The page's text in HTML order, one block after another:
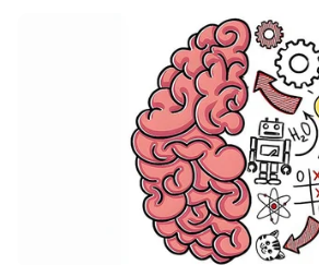
രാഹുൽഗാന്ധി ഇന്ന് ഗുജറാത്ത്
ബൂത്ത് തല പ്രവർത്തകരുമായി
സംവദിക്കും.
ആശ്രമവും രാഹുൽ ഗാന്ധി
സെപ്റ്റംബർ ഏഴിന് ഭാരത്
തുടങ്ങാനിരിക്കെ കൂടിയാണ്
ഗുജറാത്തിൽ
ഗുജറാത്ത് യൂത്ത് കോൺഗ്രസ്